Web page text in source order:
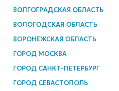
ВОЛГОГРАДСКАЯ ОБЛАСТЬ
ВОЛОГОДСКАЯ ОБЛАСТЬ
ВОРОНЕЖСКАЯ ОБЛАСТЬ
ГОРОД МОСКВА
ГОРОД САНКТ-ПЕТЕРБУРГ
ГОРОД СЕВАСТОПОЛЬ